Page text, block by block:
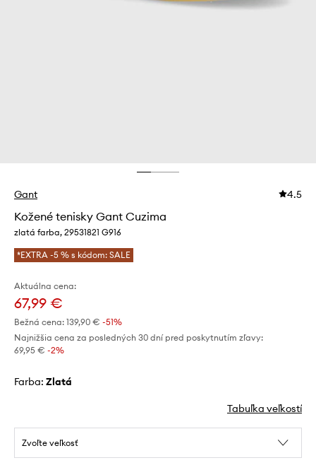
Gant 4.5
Kožené tenisky Gant Cuzima
zlatá farba, 29531821 G916
*EXTRA -5 % s kódom: SALE
Aktuálna cena:
67,99 €
Bežná cena: 139,90 € -51%
Najnižšia cena za posledných 30 dní pred poskytnutím zľavy:
69,95 € -2%
Farba: zlatá
Tabuľka veľkostí
Zvoľte veľkosť